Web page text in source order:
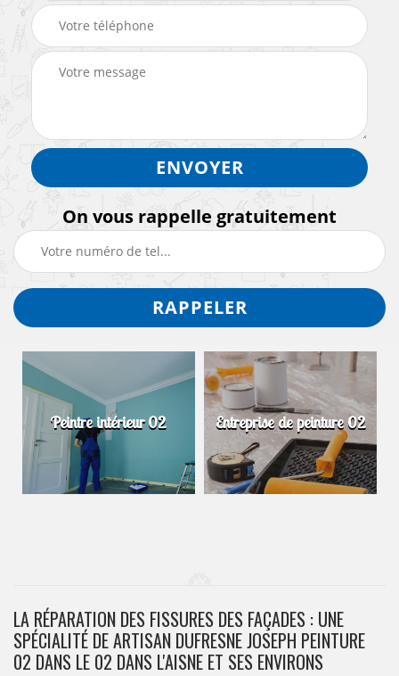
On vous rappelle gratuitement
Entreprise de peinture 02 Démoussage de toiture
02
LA RÉPARATION DES FISSURES DES FAÇADES : UNE
SPÉCIALITÉ DE ARTISAN DUFRESNE JOSEPH PEINTURE
02 DANS LE 02 DANS L'AISNE ET SES ENVIRONS